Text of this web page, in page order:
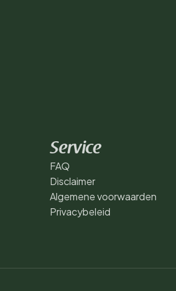
Service
FAQ
Disclaimer
Algemene voorwaarden
Privacybeleid